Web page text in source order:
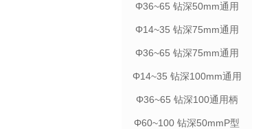
Φ36~65 钻深50mm通用
Φ14~35 钻深75mm通用
Φ36~65 钻深75mm通用
Φ14~35 钻深100mm通用
Φ36~65 钻深100通用柄
Φ60~100 钻深50mmP型